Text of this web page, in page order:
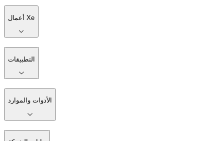
أعمال Xe
التطبيقات
الأدوات والموارد